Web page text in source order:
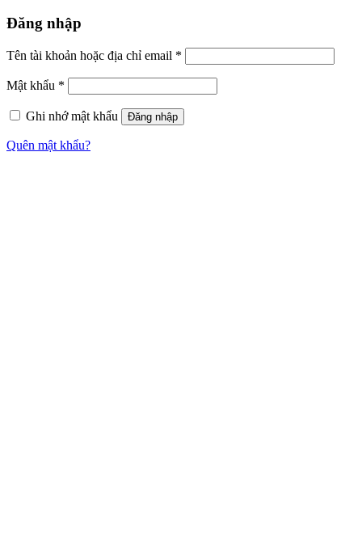
Đăng nhập
Tên tài khoản hoặc địa chỉ email *
Mật khẩu *
Ghi nhớ mật khẩu Đăng nhập
Quên mật khẩu?